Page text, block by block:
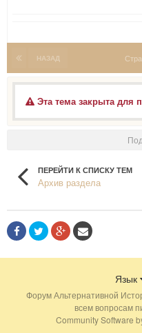
НАЗАД
Эта тема закрыта для
ПЕРЕЙТИ К СПИСКУ ТЕМ
Архив раздела
Язык
Форум Альтернативной
всем вопросам
Community Software